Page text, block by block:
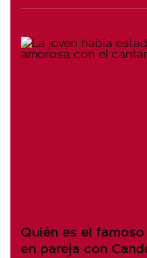
Quién es el
en pareja con